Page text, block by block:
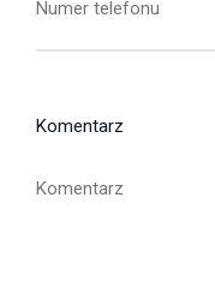
Komentarz